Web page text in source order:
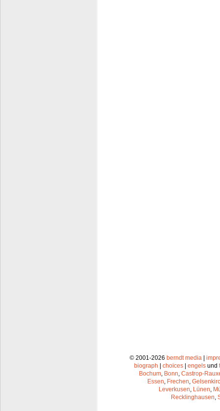
© 2001-2026 berndt media |
biograph | choices | engels und
Bochum Bonn Castrop-
Essen Frechen
Leverkusen Lünen
Recklinghausen